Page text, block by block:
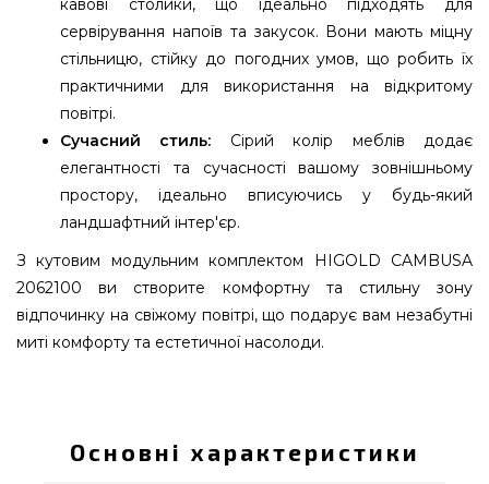
кавові столики, що ідеально підходять для
сервірування напоїв та закусок. Вони мають міцну
стільницю, стійку до погодних умов, що робить їх
практичними для використання на відкритому
повітрі.
Сучасний стиль: Сірий колір меблів додає
елегантності та сучасності вашому зовнішньому
простору, ідеально вписуючись у будь-який
ландшафтний інтер'єр.
З кутовим модульним комплектом HIGOLD CAMBUSA
2062100 ви створите комфортну та стильну зону
відпочинку на свіжому повітрі, що подарує вам незабутні
миті комфорту та естетичної насолоди.
відомого бренду за виправданою ціною всего
399 900 грн. в інтернет каталозі грилів та
Основні характеристики